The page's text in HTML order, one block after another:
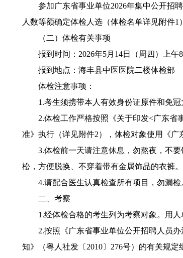
参加广东省事业单位2026年集中公开招聘
人数等额确定体检人选（体检名单详见附件1
（二）体检有关事项
报到时间：2026年5月14日（周四）上午8
报到地点：海丰县中医医院二楼体检部
体检注意事项：
1.考生须携带本人有效身份证原件和免冠
2.体检工作严格按照《关于印发<广东省事
准》执行（详见附件2），体检对象使用《广
3.体检前一天请注意休息，勿熬夜，不要
松，方便脱换、不穿着带有金属饰品的衣裤。
4.请配合医生认真检查所有项目，勿漏检
二、考察
1.经体检合格的考生列为考察对象。用人
2.按照《广东省事业单位公开招聘人员办
知》（粤人社发〔2010〕276号）的有关规